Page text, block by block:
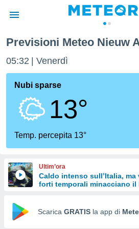
di
per
le
di
Web
Previsioni Meteo Nieuw
05:33 Venerdì
Nubi sparse
13°
Temp. percepita 13°
Ultim’ora
Caldo intenso sull’Italia,
forti temporali minacciano il
Scarica GRATIS la app di